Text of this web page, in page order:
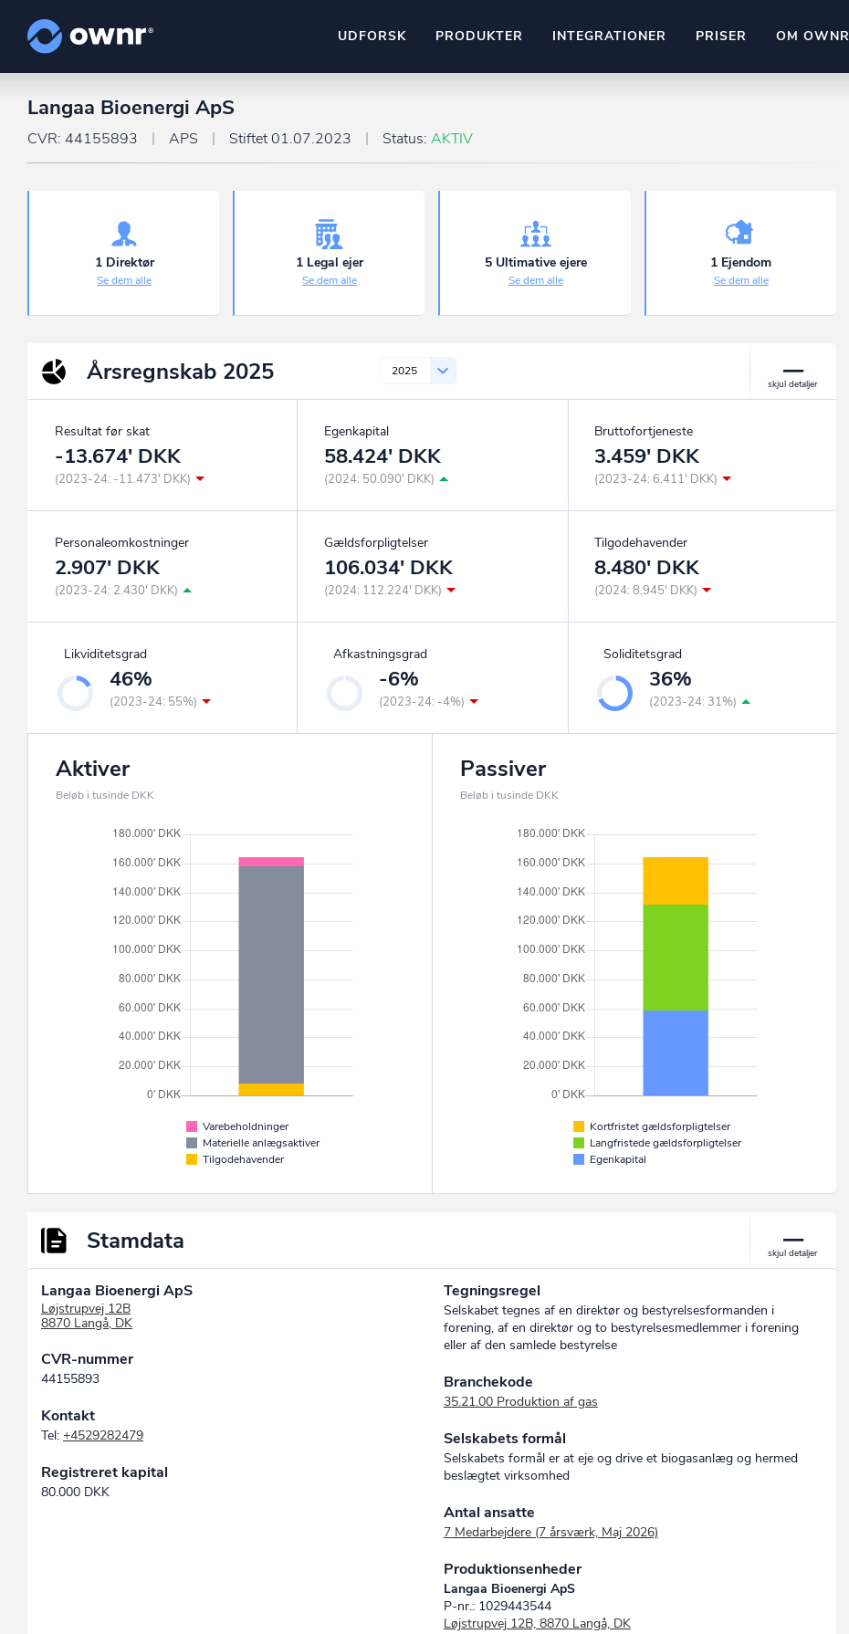
UDFORSK PRODUKTER
Hold dig opdateret og compliant
ownr Pipeline
Sæt strøm til dit nysalg
Identificer salgsklare kundeemner
INTEGRATIONER
Kun fantasien sætter grænsen
Ownr ajour goes supersonic
PRISER OM OWNR
Langaa Bioenergi ApS
CVR: 44155893 APS Stiftet 01.07.2023 Status: AKTIV
1 Direktør
Se dem alle
1 Legal ejer
Se dem alle
5 Ultimative ejere
Se dem alle
1 Ejendom
Se dem alle
Årsregnskab 2025 2025
Resultat før skat
-13.674' DKK
(2023-24: -11.473' DKK)
Egenkapital
58.424' DKK
(2024: 50.090' DKK)
Bruttofortjeneste
3.459' DKK
(2023-24: 6.411' DKK)
Personaleomkostninger
2.907' DKK
(2023-24: 2.430' DKK)
Gældsforpligtelser
106.034' DKK
(2024: 112.224' DKK)
Tilgodehavender
8.480' DKK
(2024: 8.945' DKK)
Likviditetsgrad
46%
(2023-24: 55%)
Afkastningsgrad
-6%
(2023-24: -4%)
Soliditetsgrad
36%
(2023-24: 31%)
Aktiver
Beløb i tusinde DKK
Varebeholdninger
Materielle anlægsaktiver
Tilgodehavender
Passiver
Beløb i tusinde DKK
Kortfristet gældsforpligtelser
Langfristede gældsforpligtelser
Egenkapital
Stamdata
Langaa Bioenergi ApS
Løjstrupvej 12B
8870 Langå, DK
CVR-nummer
44155893
Kontakt
Tel: +4529282479
Registreret kapital
80.000 DKK
Tegningsregel
Selskabet tegnes af en direktør og bestyrelsesformanden i
forening, af en direktør og to bestyrelsesmedlemmer i forening
eller af den samlede bestyrelse
Branchekode
35.21.00 Produktion af gas
Selskabets formål
Selskabets formål er at eje og drive et biogasanlæg og hermed
beslægtet virksomhed
Antal ansatte
7 Medarbejdere (7 årsværk, Maj 2026)
Produktionsenheder
Langaa Bioenergi ApS
P-nr.: 1029443544
Løjstrupvej 12B, 8870 Langå, DK